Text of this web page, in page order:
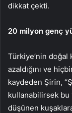
dikkat çekti.
20 milyon genç
Türkiye’nin doğal
azaldığını ve
kaydeden Şirin,
kullanabilirsek bu
düşünen